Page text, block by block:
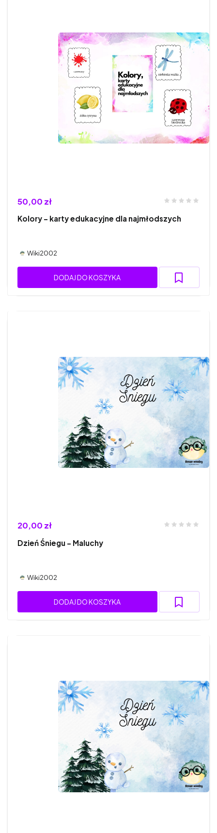
50,00 zł
Kolory - karty edukacyjne dla najmłodszych
Wiki2002
DODAJ DO KOSZYKA
20,00 zł
Dzień Śniegu - Maluchy
Wiki2002
DODAJ DO KOSZYKA